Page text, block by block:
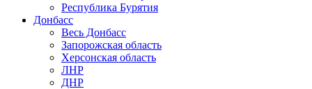
Республика Бурятия
Донбасс
Весь Донбасс
Запорожская область
Херсонская область
ЛНР
ДНР